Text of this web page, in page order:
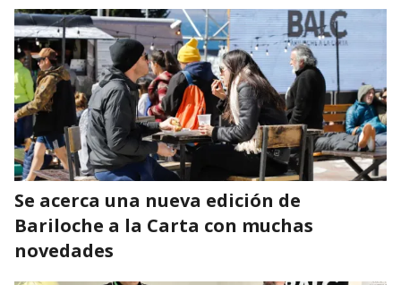
Se acerca una nueva edición de
Bariloche a la Carta con muchas
novedades